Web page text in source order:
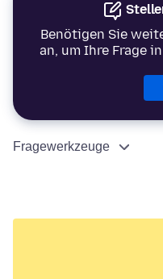
Benötigen Sie
an, um Ihre Frage
Fragewerkzeuge